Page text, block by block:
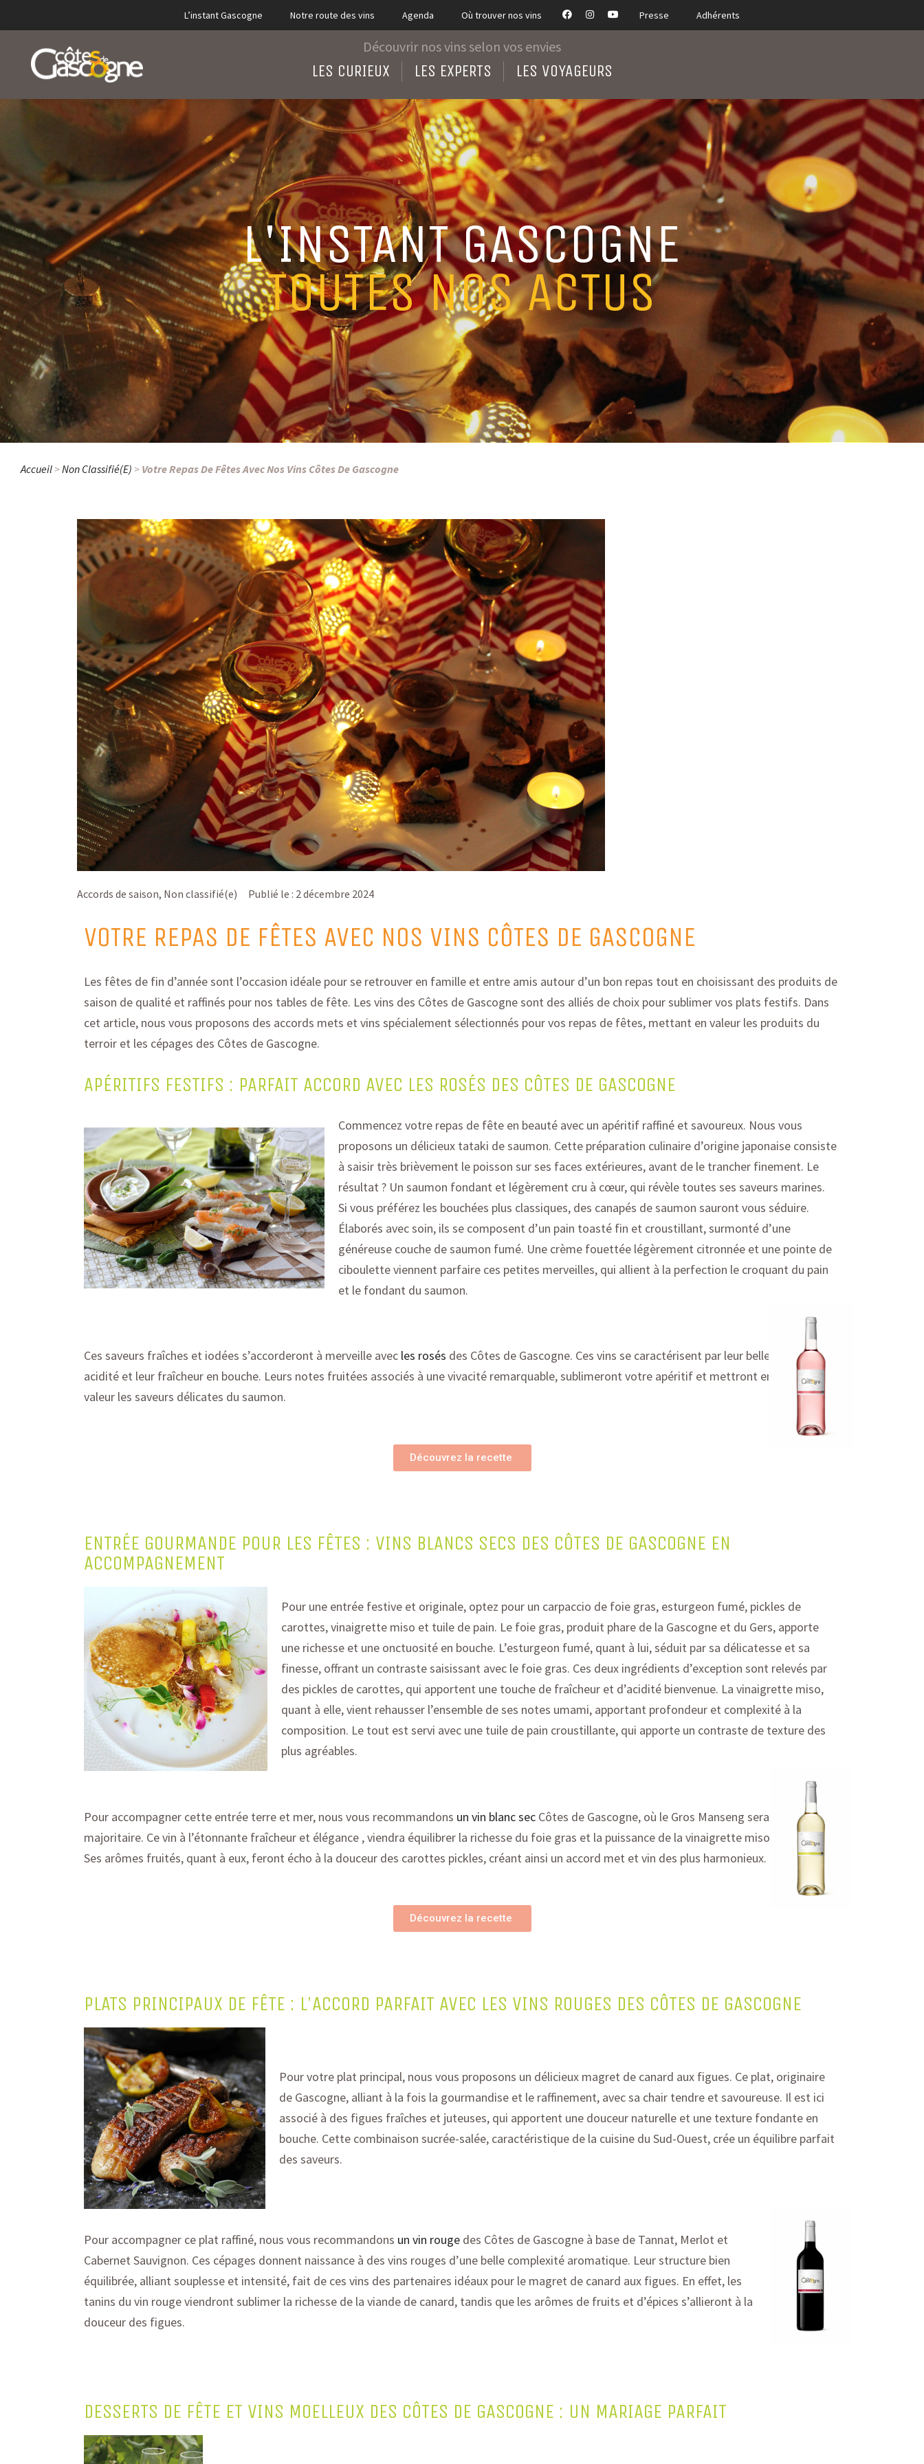
L’instant Gascogne Notre route des vins Agenda Où trouver nos vins Presse Adhérents
Découvrir nos vins selon vos envies
LES CURIEUX LES EXPERTS LES VOYAGEURS
L'INSTANT GASCOGNE
TOUTES NOS ACTUS
Accueil >Non Classifié(e) > Votre Repas De Fêtes Avec Nos Vins Côtes De Gascogne
Accords de saison, Non classifié(e) Publié le : 2 décembre 2024
VOTRE REPAS DE FÊTES AVEC NOS VINS CÔTES DE GASCOGNE
Les fêtes de fin d’année sont l’occasion idéale pour se retrouver en famille et entre amis autour d’un bon repas tout en choisissant des produits de
saison de qualité et raffinés pour nos tables de fête. Les vins des Côtes de Gascogne sont des alliés de choix pour sublimer vos plats festifs. Dans
cet article, nous vous proposons des accords mets et vins spécialement sélectionnés pour vos repas de fêtes, mettant en valeur les produits du
terroir et les cépages des Côtes de Gascogne.
APÉRITIFS FESTIFS : PARFAIT ACCORD AVEC LES ROSÉS DES CÔTES DE GASCOGNE
Commencez votre repas de fête en beauté avec un apéritif raffiné et savoureux. Nous vous
proposons un délicieux tataki de saumon. Cette préparation culinaire d’origine japonaise consiste
à saisir très brièvement le poisson sur ses faces extérieures, avant de le trancher finement. Le
résultat ? Un saumon fondant et légèrement cru à cœur, qui révèle toutes ses saveurs marines.
Si vous préférez les bouchées plus classiques, des canapés de saumon sauront vous séduire.
Élaborés avec soin, ils se composent d’un pain toasté fin et croustillant, surmonté d’une
généreuse couche de saumon fumé. Une crème fouettée légèrement citronnée et une pointe de
ciboulette viennent parfaire ces petites merveilles, qui allient à la perfection le croquant du pain
et le fondant du saumon.
Ces saveurs fraîches et iodées s’accorderont à merveille avec les rosés des Côtes de Gascogne. Ces vins se caractérisent par leur belle
acidité et leur fraîcheur en bouche. Leurs notes fruitées associés à une vivacité remarquable, sublimeront votre apéritif et mettront en
valeur les saveurs délicates du saumon.
Découvrez la recette
ENTRÉE GOURMANDE POUR LES FÊTES : VINS BLANCS SECS DES CÔTES DE GASCOGNE EN
ACCOMPAGNEMENT
Pour une entrée festive et originale, optez pour un carpaccio de foie gras, esturgeon fumé, pickles de
carottes, vinaigrette miso et tuile de pain. Le foie gras, produit phare de la Gascogne et du Gers, apporte
une richesse et une onctuosité en bouche. L’esturgeon fumé, quant à lui, séduit par sa délicatesse et sa
finesse, offrant un contraste saisissant avec le foie gras. Ces deux ingrédients d’exception sont relevés par
des pickles de carottes, qui apportent une touche de fraîcheur et d’acidité bienvenue. La vinaigrette miso,
quant à elle, vient rehausser l’ensemble de ses notes umami, apportant profondeur et complexité à la
composition. Le tout est servi avec une tuile de pain croustillante, qui apporte un contraste de texture des
plus agréables.
Pour accompagner cette entrée terre et mer, nous vous recommandons un vin blanc sec Côtes de Gascogne, où le Gros Manseng sera
majoritaire. Ce vin à l’étonnante fraîcheur et élégance ,viendra équilibrer la richesse du foie gras et la puissance de la vinaigrette miso.
Ses arômes fruités, quant à eux, feront écho à la douceur des carottes pickles, créant ainsi un accord met et vin des plus harmonieux.
Découvrez la recette
PLATS PRINCIPAUX DE FÊTE : L'ACCORD PARFAIT AVEC LES VINS ROUGES DES CÔTES DE GASCOGNE
Pour votre plat principal, nous vous proposons un délicieux magret de canard aux figues. Ce plat, originaire
de Gascogne, alliant à la fois la gourmandise et le raffinement, avec sa chair tendre et savoureuse. Il est ici
associé à des figues fraîches et juteuses, qui apportent une douceur naturelle et une texture fondante en
bouche. Cette combinaison sucrée-salée, caractéristique de la cuisine du Sud-Ouest, crée un équilibre parfait
des saveurs.
Pour accompagner ce plat raffiné, nous vous recommandons un vin rouge des Côtes de Gascogne à base de Tannat, Merlot et
Cabernet Sauvignon. Ces cépages donnent naissance à des vins rouges d’une belle complexité aromatique. Leur structure bien
équilibrée, alliant souplesse et intensité, fait de ces vins des partenaires idéaux pour le magret de canard aux figues. En effet, les
tanins du vin rouge viendront sublimer la richesse de la viande de canard, tandis que les arômes de fruits et d’épices s’allieront à la
douceur des figues.
DESSERTS DE FÊTE ET VINS MOELLEUX DES CÔTES DE GASCOGNE : UN MARIAGE PARFAIT